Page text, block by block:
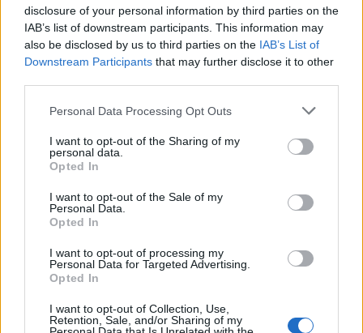
disclosure of your personal information by third parties on the
IAB’s list of downstream participants. This information may
also be disclosed by us to third parties on the IAB’s List of
Downstream Participants that may further disclose it to other
Personal Data Processing Opt Outs
I want to opt-out of the Sharing of my
personal data.
Opted In
I want to opt-out of the Sale of my
Personal Data.
Opted In
I want to opt-out of processing my
Personal Data for Targeted Advertising.
Opted In
I want to opt-out of Collection, Use,
Retention, Sale, and/or Sharing of my